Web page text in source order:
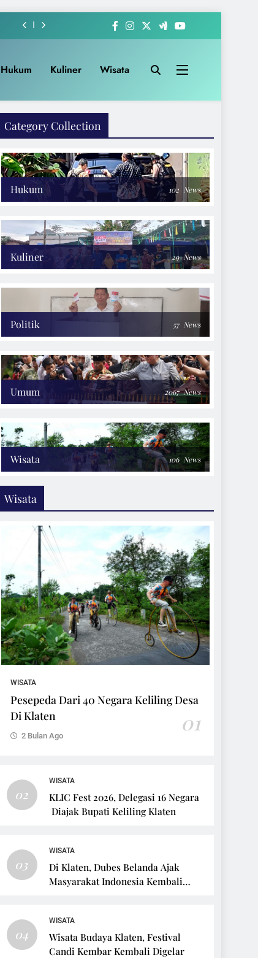
Hukum Kuliner Wisata
Category Collection
Hukum 102 News
Kuliner 29 News
Politik 57 News
Umum 2067 News
Wisata 106 News
Wisata
WISATA
Pesepeda Dari 40 Negara Keliling Desa
Di Klaten
01
2 Bulan Ago
02
WISATA
KLIC Fest 2026, Delegasi 16 Negara
Diajak Bupati Keliling Klaten
03
WISATA
Di Klaten, Dubes Belanda Ajak
Masyarakat Indonesia Kembali
04
WISATA
Wisata Budaya Klaten, Festival
Candi Kembar Kembali Digelar